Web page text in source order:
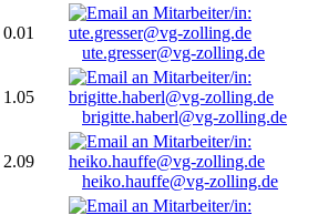
0.01
ute.gresser@vg-zolling.de
1.05
brigitte.haberl@vg-zolling.de
2.09
heiko.hauffe@vg-zolling.de